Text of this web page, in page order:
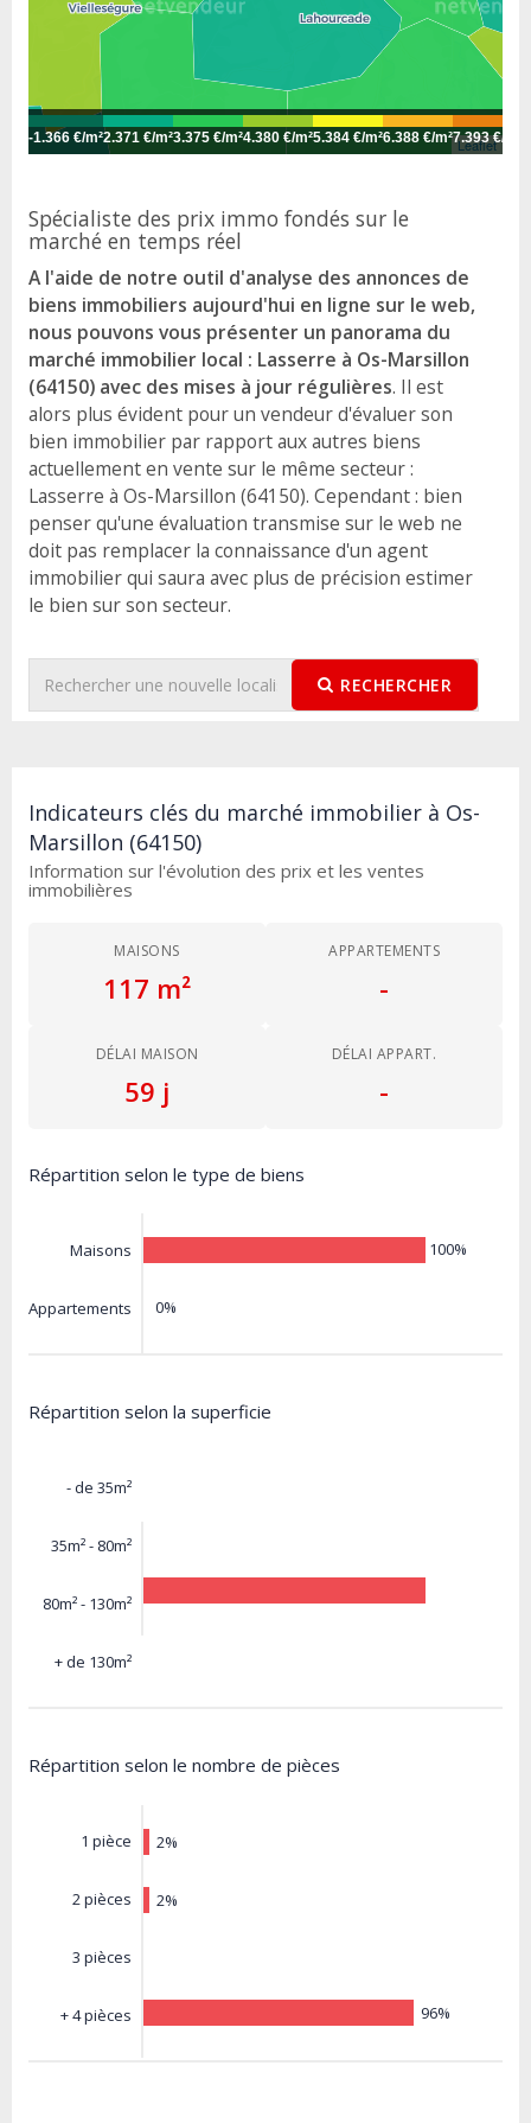
Leaflet
-1.366 €/m²2.371 €/m²3.375 €/m²4.380 €/m²5.384 €/m²6.388 €/m²7.393 €/m²
Spécialiste des prix immo fondés sur le
marché en temps réel
A l'aide de notre outil d'analyse des annonces de
biens immobiliers aujourd'hui en ligne sur le web,
nous pouvons vous présenter un panorama du
marché immobilier local : Lasserre à Os-Marsillon
(64150) avec des mises à jour régulières. Il est
alors plus évident pour un vendeur d'évaluer son
bien immobilier par rapport aux autres biens
actuellement en vente sur le même secteur :
Lasserre à Os-Marsillon (64150). Cependant : bien
penser qu'une évaluation transmise sur le web ne
doit pas remplacer la connaissance d'un agent
immobilier qui saura avec plus de précision estimer
le bien sur son secteur.
RECHERCHER
Indicateurs clés du marché immobilier à Os-
Marsillon (64150)
Information sur l'évolution des prix et les ventes
immobilières
MAISONS
117 m²
APPARTEMENTS
-
DÉLAI MAISON
59 j
DÉLAI APPART.
-
Répartition selon le type de biens
Maisons
Appartements
100%
0%
Répartition selon la superficie
- de 35m²
35m² - 80m²
80m² - 130m²
+ de 130m²
Répartition selon le nombre de pièces
1 pièce
2 pièces
3 pièces
+ 4 pièces
2%
2%
96%